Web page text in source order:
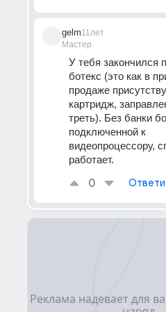
gelm
Мастер
11лет
У тебя закончился
ботекс (это как в
продаже
картридж,
треть). Без банки
подключенной к
видеопроцессору,
работает.
0